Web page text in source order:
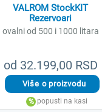
od 32.199,00 RSD
VALROM StockKIT
Rezervoari
ovalni od 500 i 1000 litara